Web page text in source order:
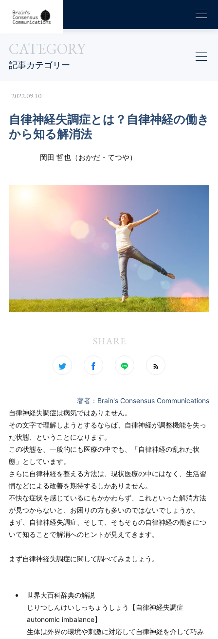
CATEGORY
記事カテゴリー
2022.09.10
自律神経失調症とは？自律神経の働き
から知る解消法
岡田 哲也（おかだ・てつや）
SHARE
著者：Brain's Consensus Communications
自律神経失調症は病気ではありません。
その文字で理解しようとするならば、自律神経が調整機能を失っ
た状態、ということになります。
この状態を、一般的にも医療の中でも、「自律神経の乱れた状
態」としています。
さらに自律神経を整える方法は、現状医療の中にはなく、生活習
慣などによる改善を期待するしかありません。
不快な症状を感じているにもかかわらず、これといった解消方法
が見つからないと、お困りの方も多いのではないでしょうか。
まず、自律神経失調症、そして、そもそもの自律神経の働きにつ
いて知ることで解消へのヒントが見えてきます。
まず自律神経失調症に関して調べてみましょう。
世界大百科辞典の解説
じりつしんけいしっちょうしょう【自律神経失調症
autonomic imbalance】
生体は外界の環境や刺激に対応して自律神経を介して巧み